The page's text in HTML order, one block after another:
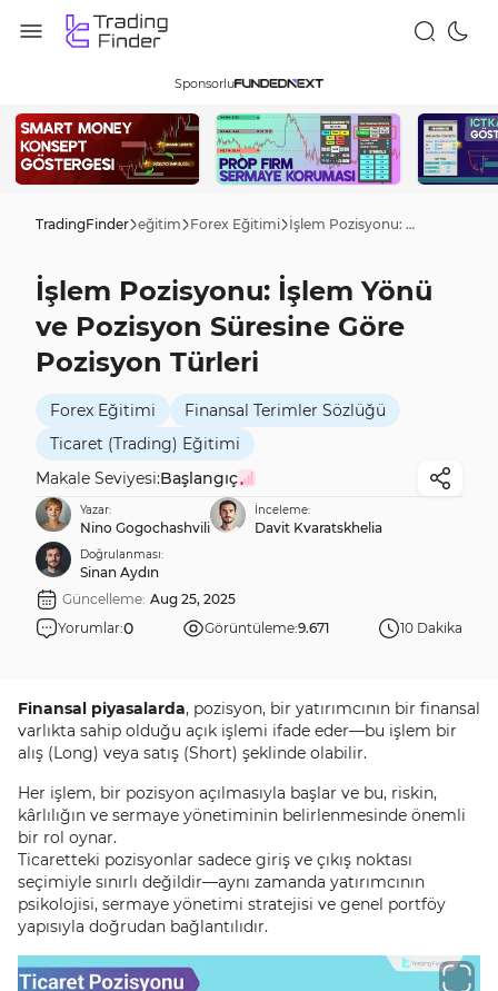
Sponsorlu
TradingFinder eğitim Forex Eğitimi İşlem Pozisyonu: İşlem Yönü ve Pozisyon Süresine Göre Pozisyon Türleri
İşlem Pozisyonu: İşlem Yönü
ve Pozisyon Süresine Göre
Pozisyon Türleri
Forex Eğitimi
Finansal Terimler Sözlüğü
Ticaret (Trading) Eğitimi
Makale Seviyesi:Başlangıç
Yazar:
Nino Gogochashvili
İnceleme:
Davit Kvaratskhelia
Doğrulanması:
Sinan Aydın
Güncelleme: Aug 25, 2025
Yorumlar:0 Görüntüleme:9.671 10 Dakika
Finansal piyasalarda, pozisyon, bir yatırımcının bir finansal
varlıkta sahip olduğu açık işlemi ifade eder—bu işlem bir
alış (Long) veya satış (Short) şeklinde olabilir.
Her işlem, bir pozisyon açılmasıyla başlar ve bu, riskin,
kârlılığın ve sermaye yönetiminin belirlenmesinde önemli
bir rol oynar.
Ticaretteki pozisyonlar sadece giriş ve çıkış noktası
seçimiyle sınırlı değildir—aynı zamanda yatırımcının
psikolojisi, sermaye yönetimi stratejisi ve genel portföy
yapısıyla doğrudan bağlantılıdır.